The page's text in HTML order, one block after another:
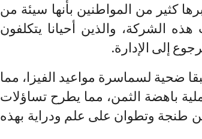
كثير من المواطنين بأنها سيئة من
الشركة، والذين أحيانا يتكلفون
إلى الإدارة.
ضحية لسماسرة مواعيد الفيزا، مما
باهضة الثمن، مما يطرح تساؤلات
طنجة وتطوان على علم ودراية بهذه